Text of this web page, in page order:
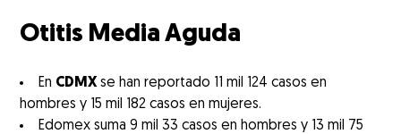
Otitis Media Aguda
En CDMXse han reportado 11 mil 124 casos en
hombres y 15 mil 182 casos en mujeres.
Edomex suma 9 mil 33 casos en hombres y 13 mil 75